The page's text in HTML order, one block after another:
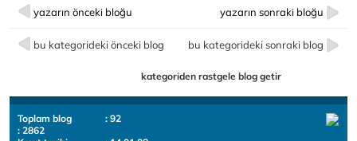
yazarın önceki bloğu yazarın sonraki bloğu
bu kategorideki önceki blog bu kategorideki sonraki blog
kategoriden rastgele blog getir
Toplam blog
: 92
: 2862